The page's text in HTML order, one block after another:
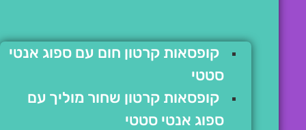
קופסאות קרטון חום עם ספוג אנטי
סטטי
קופסאות קרטון שחור מוליך עם
ספוג אנטי סטטי